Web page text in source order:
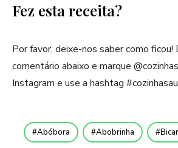
Fez esta receita?
Por favor, deixe-nos saber como ficou!
comentário abaixo e marque
Instagram e use a hashtag
Abóbora Abobrinha